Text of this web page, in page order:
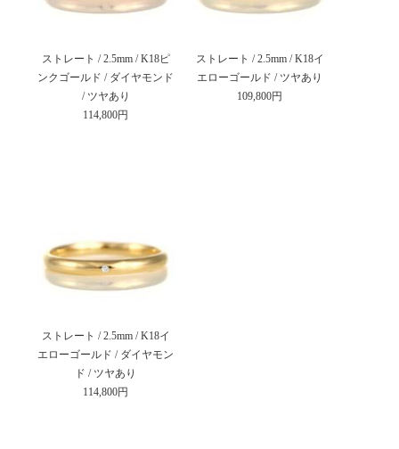
ストレート / 2.5mm / K18ピ
ンクゴールド / ダイヤモンド
/ ツヤあり
114,800円
ストレート / 2.5mm / K18イ
エローゴールド / ツヤあり
109,800円
ストレート / 2.5mm / K18イ
エローゴールド / ダイヤモン
ド / ツヤあり
114,800円